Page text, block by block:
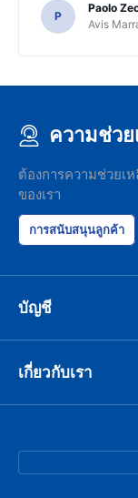
P
Paolo
Avis
ความช่ว
ต้องการความช่วยเ
ของเรา
การสนับสนุนลูกค้า
บัญชี
เกี่ยวกับเรา